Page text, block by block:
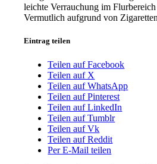
leichte Verrauchung im Flurbereich
Vermutlich aufgrund von
Eintrag teilen
Teilen auf Facebook
Teilen auf X
Teilen auf WhatsApp
Teilen auf Pinterest
Teilen auf LinkedIn
Teilen auf Tumblr
Teilen auf Vk
Teilen auf Reddit
Per E-Mail teilen